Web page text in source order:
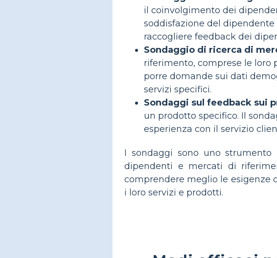
il coinvolgimento dei
soddisfazione del
raccogliere feedback dei
Sondaggio di ricerca di
riferimento, comprese le
porre domande sui dati
servizi specifici.
Sondaggi sul feedback sui
un prodotto specifico. Il
esperienza con il servizio
I sondaggi sono uno
dipendenti e mercati di
comprendere meglio le esigenze
i loro servizi e prodotti.